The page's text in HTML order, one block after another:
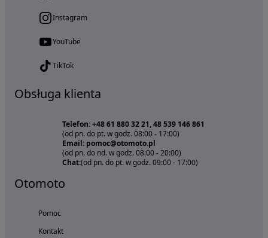
Instagram
YouTube
TikTok
Obsługa klienta
Telefon: +48 61 880 32 21, 48 539 146 861
(od pn. do pt. w godz. 08:00 - 17:00)
Email: pomoc@otomoto.pl
(od pn. do nd. w godz. 08:00 - 20:00)
Chat:(od pn. do pt. w godz. 09:00 - 17:00)
Otomoto
Pomoc
Kontakt